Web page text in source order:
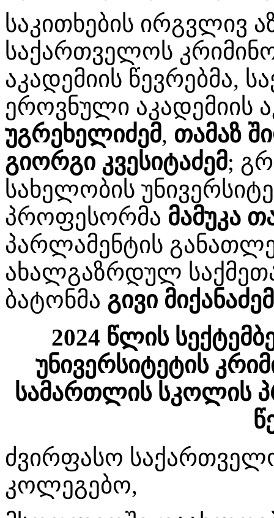
საკითხების ირგვლივ
საქართველოს
აკადემიის წევრებმა,
ეროვნული აკადემიის
უგრეხელიძემ, თამაზ
გიორგი კვესიტაძემ;
სახელობის
პროფესორმა მამუკა
პარლამენტის
ახალგაზრდულ
ბატონმა გივი
2024 წლის
უნივერსიტეტის
სამართლის სკოლის
ძვირფასო
კოლეგებო,